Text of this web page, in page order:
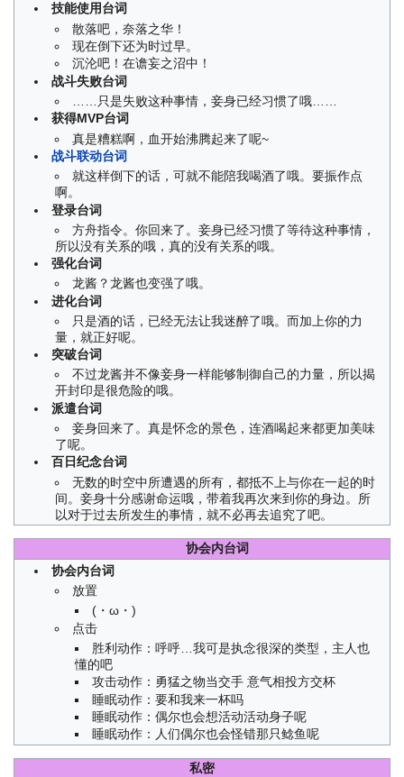
技能使用台词
散落吧，奈落之华！
现在倒下还为时过早。
沉沦吧！在谵妄之沼中！
战斗失败台词
……只是失败这种事情，妾身已经习惯了哦……
获得MVP台词
真是糟糕啊，血开始沸腾起来了呢~
战斗联动台词
就这样倒下的话，可就不能陪我喝酒了哦。要振作点
啊。
登录台词
方舟指令。你回来了。妾身已经习惯了等待这种事情，
所以没有关系的哦，真的没有关系的哦。
强化台词
龙酱？龙酱也变强了哦。
进化台词
只是酒的话，已经无法让我迷醉了哦。而加上你的力
量，就正好呢。
突破台词
不过龙酱并不像妾身一样能够制御自己的力量，所以揭
开封印是很危险的哦。
派遣台词
妾身回来了。真是怀念的景色，连酒喝起来都更加美味
了呢。
百日纪念台词
无数的时空中所遭遇的所有，都抵不上与你在一起的时
间。妾身十分感谢命运哦，带着我再次来到你的身边。所
以对于过去所发生的事情，就不必再去追究了吧。
协会内台词
协会内台词
放置
(・ω・)
点击
胜利动作：呼呼…我可是执念很深的类型，主人也
懂的吧
攻击动作：勇猛之物当交手 意气相投方交杯
睡眠动作：要和我来一杯吗
睡眠动作：偶尔也会想活动活动身子呢
睡眠动作：人们偶尔也会怪错那只鲶鱼呢
私密